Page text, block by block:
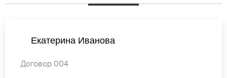
Виктория Соколова
Договор 271